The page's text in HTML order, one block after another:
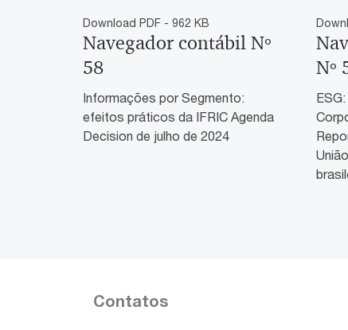
Download PDF - 962 KB
Navegador contábil Nº
58
Informações por Segmento:
efeitos práticos da IFRIC Agenda
Decision de julho de 2024
Nº
Contatos